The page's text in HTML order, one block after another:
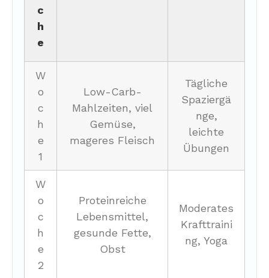
c
h
e
W
o
c
h
e
1
Low-Carb-
Mahlzeiten, viel
Gemüse,
mageres Fleisch
Tägliche
Spaziergä
nge,
leichte
Übungen
W
o
c
h
e
2
Proteinreiche
Lebensmittel,
gesunde Fette,
Obst
Moderates
Krafttraini
ng, Yoga